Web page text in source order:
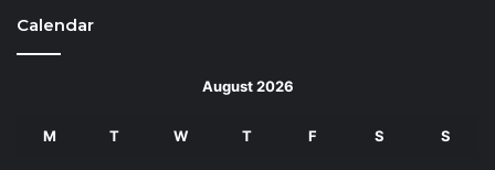
Calendar
August 2026
M T W T F S S